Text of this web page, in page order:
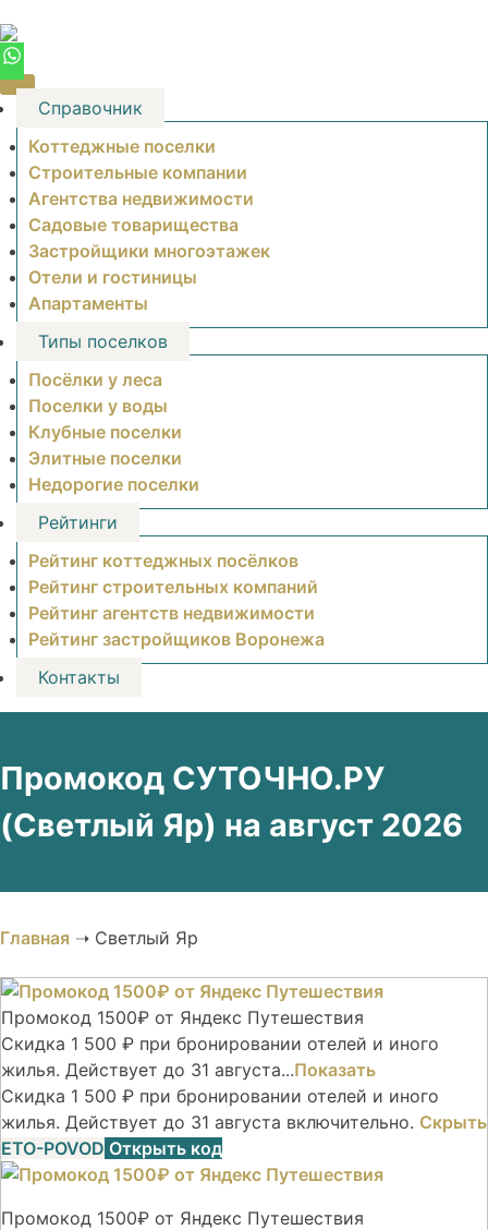
to
content
Справочник
Коттеджные поселки
Строительные компании
Агентства недвижимости
Садовые товарищества
Застройщики многоэтажек
Отели и гостиницы
Апартаменты
Типы поселков
Посёлки у леса
Поселки у воды
Клубные поселки
Элитные поселки
Недорогие поселки
Рейтинги
Рейтинг коттеджных посёлков
Рейтинг строительных компаний
Рейтинг агентств недвижимости
Рейтинг застройщиков Воронежа
Контакты
Промокод СУТОЧНО.РУ
(Светлый Яр) на август 2026
Главная ➝ Светлый Яр
Промокод 1500₽ от Яндекс Путешествия
Скидка 1 500 ₽ при бронировании отелей и иного
жилья. Действует до 31 августа...Показать
Скидка 1 500 ₽ при бронировании отелей и иного
жилья. Действует до 31 августа включительно. Скрыть
ETO-POVOD Открыть код
Промокод 1500₽ от Яндекс Путешествия